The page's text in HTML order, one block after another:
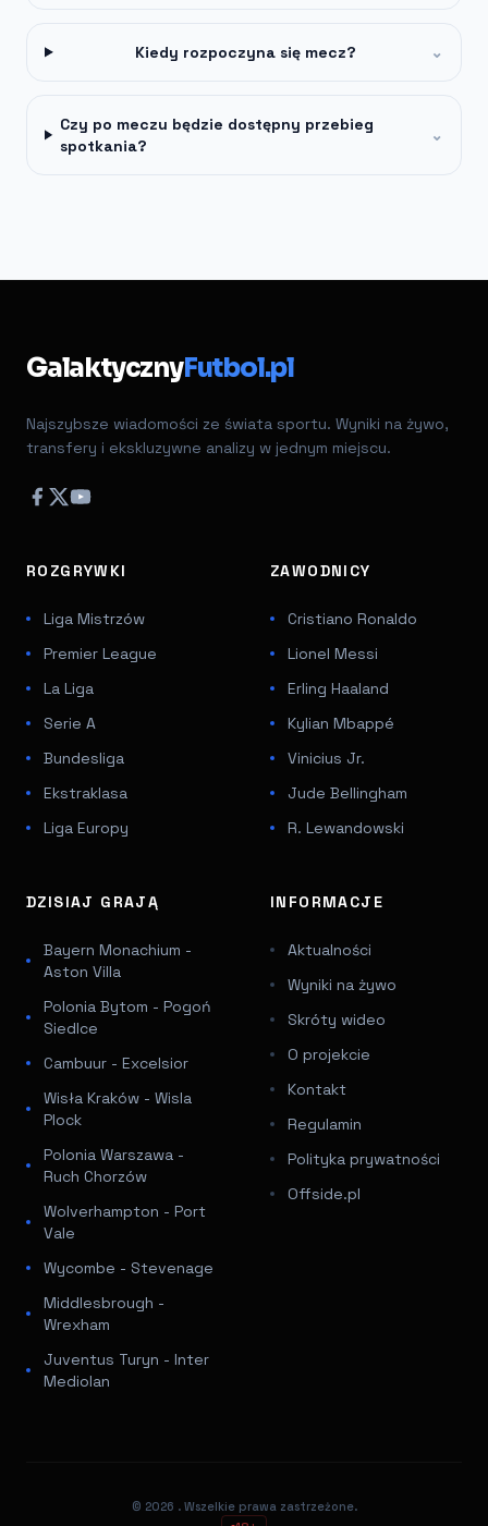
Kiedy rozpoczyna się mecz? ⌄
Czy po meczu będzie dostępny przebieg
spotkania?
⌄
GalaktycznyFutbol.pl
Najszybsze wiadomości ze świata sportu. Wyniki na żywo,
transfery i ekskluzywne analizy w jednym miejscu.
ROZGRYWKI
Liga Mistrzów
Premier League
La Liga
Serie A
Bundesliga
Ekstraklasa
Liga Europy
ZAWODNICY
Cristiano Ronaldo
Lionel Messi
Erling Haaland
Kylian Mbappé
Vinicius Jr.
Jude Bellingham
R. Lewandowski
DZISIAJ GRAJĄ
Bayern Monachium -
Aston Villa
Polonia Bytom - Pogoń
Siedlce
Cambuur - Excelsior
Wisła Kraków - Wisla
Plock
Polonia Warszawa -
Ruch Chorzów
Wolverhampton - Port
Vale
Wycombe - Stevenage
Middlesbrough -
Wrexham
Juventus Turyn - Inter
Mediolan
INFORMACJE
Aktualności
Wyniki na żywo
Skróty wideo
O projekcie
Kontakt
Regulamin
Polityka prywatności
Offside.pl
© 2026 . Wszelkie prawa zastrzeżone.